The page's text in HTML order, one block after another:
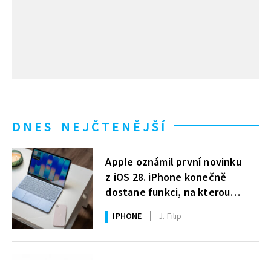
DNES NEJČTENĚJŠÍ
Apple oznámil první novinku
z iOS 28. iPhone konečně
dostane funkci, na kterou
uživatelé Windows čekají roky
IPHONE J. Filip